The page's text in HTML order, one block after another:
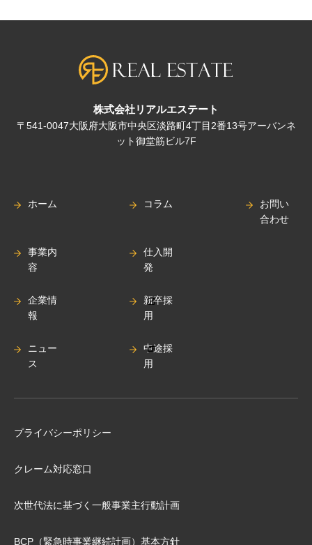
株式会社リアルエステート
〒541-0047大阪府大阪市中央区淡路町4丁目2番13号アーバンネ
ット御堂筋ビル7F
ホーム
事業内
容
企業情
報
ニュー
ス
コラム
仕入開
発
新卒採
用
中途採
用
お問い
合わせ
プライバシーポリシー
クレーム対応窓口
次世代法に基づく⼀般事業主⾏動計画
BCP（緊急時事業継続計画）基本⽅針